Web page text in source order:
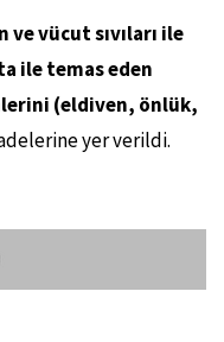
vücut sıvıları ile
ile temas eden
(eldiven, önlük,
yer verildi.